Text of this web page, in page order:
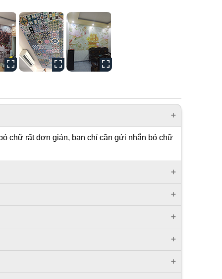
chữ rất đơn giản, bạn chỉ cần gửi nhắn bỏ chữ